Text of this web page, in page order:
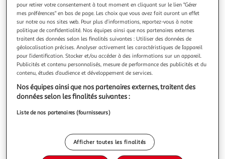
5.0 (1)
LABEYRIE
Blinis cocktail
24 blinis cocktails, a deguster chaud ou froid, ideal pour
une degustation a partager
En savoir +
200g 24 pièces
Vous voulez connaître le prix de ce produit ?
pour retirer votre consentement à tout moment en cliquant sur le lien "Gérer
mes préférences" en bas de page. Les choix que vous avez fait auront un effet
sur notre ou nos sites web. Pour plus d’informations, reportez-vous à notre
politique de confidentialité. Nos équipes ainsi que nos partenaires externes
traitent des données selon les finalités suivantes : Utiliser des données de
géolocalisation précises. Analyser activement les caractéristiques de l’appareil
pour l’identification. Stocker et/ou accéder à des informations sur un appareil.
Publicités et contenu personnalisés, mesure de performance des publicités et du
contenu, études d’audience et développement de services.
Nos équipes ainsi que nos partenaires externes, traitent des
données selon les finalités suivantes :
Liste de nos partenaires (fournisseurs)
Afficher toutes les finalités